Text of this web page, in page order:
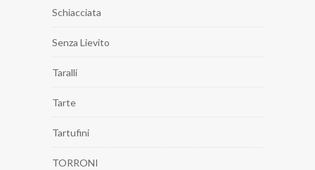
Schiacciata
Senza Lievito
Taralli
Tarte
Tartufini
TORRONI